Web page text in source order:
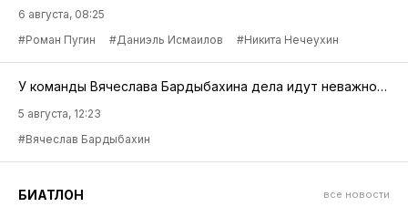
6 августа, 08:25
#Роман Пугин
#Даниэль Исмаилов #Никита Нечеухин
У команды Вячеслава Бардыбахина дела идут неважно…
5 августа, 12:23
#Вячеслав Бардыбахин
БИАТЛОН все новости